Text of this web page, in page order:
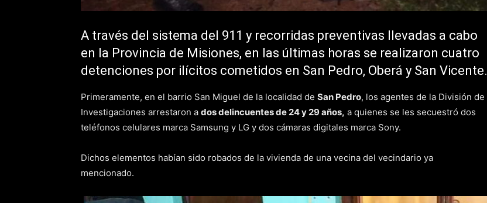
A través del sistema del 911 y recorridas preventivas llevadas a cabo
en la Provincia de Misiones, en las últimas horas se realizaron cuatro
detenciones por ilícitos cometidos en San Pedro, Oberá y San Vicente.
Primeramente, en el barrio San Miguel de la localidad de San Pedro, los agentes de la División de
Investigaciones arrestaron a dos delincuentes de 24 y 29 años, a quienes se les secuestró dos
teléfonos celulares marca Samsung y LG y dos cámaras digitales marca Sony.
Dichos elementos habían sido robados de la vivienda de una vecina del vecindario ya
mencionado.